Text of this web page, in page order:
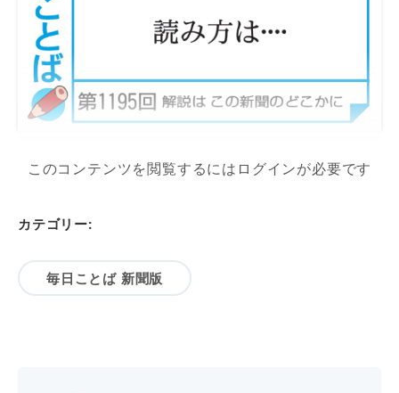
このコンテンツを閲覧するにはログインが必要です
カテゴリー:
毎日ことば 新聞版